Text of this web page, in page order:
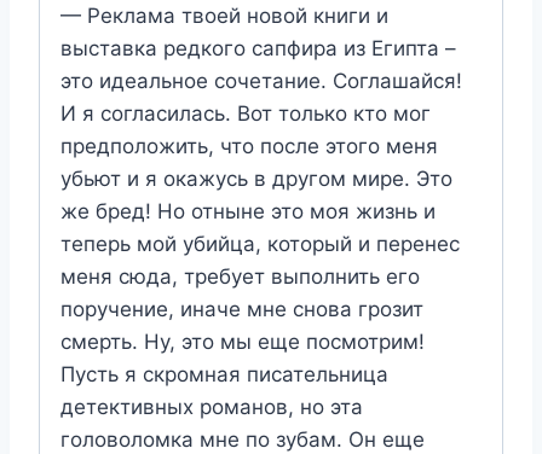
— Реклама твоей новой книги и
выставка редкого сапфира из Египта –
это идеальное сочетание. Соглашайся!
И я согласилась. Вот только кто мог
предположить, что после этого меня
убьют и я окажусь в другом мире. Это
же бред! Но отныне это моя жизнь и
теперь мой убийца, который и перенес
меня сюда, требует выполнить его
поручение, иначе мне снова грозит
смерть. Ну, это мы еще посмотрим!
Пусть я скромная писательница
детективных романов, но эта
головоломка мне по зубам. Он еще